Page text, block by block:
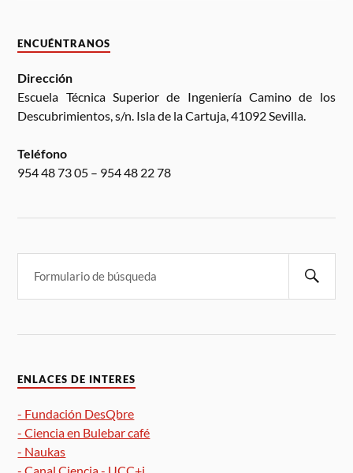
ENCUÉNTRANOS
Dirección
Escuela Técnica Superior de Ingeniería Camino de los
Descubrimientos, s/n. Isla de la Cartuja, 41092 Sevilla.
Teléfono
954 48 73 05 – 954 48 22 78
ENLACES DE INTERES
- Fundación DesQbre
- Ciencia en Bulebar café
- Naukas
- Canal Ciencia - UCC+i